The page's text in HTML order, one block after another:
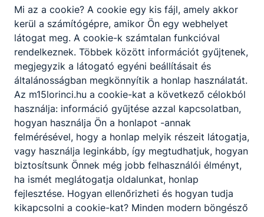
szakké
pzésbe
n
tanulón
ak jár,
aki az
igényb
evétel
alábbia
kban
felsorol
t
feltétel
einek
megfel
Mi az a cookie? A cookie egy kis fájl, amely akkor
kerül a számítógépre, amikor Ön egy webhelyet
látogat meg. A cookie-k számtalan funkcióval
rendelkeznek. Többek között információt gyűjtenek,
megjegyzik a látogató egyéni beállításait és
általánosságban megkönnyítik a honlap használatát.
Az m15lorinci.hu a cookie-kat a következő célokból
használja: információ gyűjtése azzal kapcsolatban,
hogyan használja Ön a honlapot -annak
felmérésével, hogy a honlap melyik részeit látogatja,
vagy használja leginkább, így megtudhatjuk, hogyan
biztosítsunk Önnek még jobb felhasználói élményt,
ha ismét meglátogatja oldalunkat, honlap
fejlesztése. Hogyan ellenőrizheti és hogyan tudja
kikapcsolni a cookie-kat? Minden modern böngésző